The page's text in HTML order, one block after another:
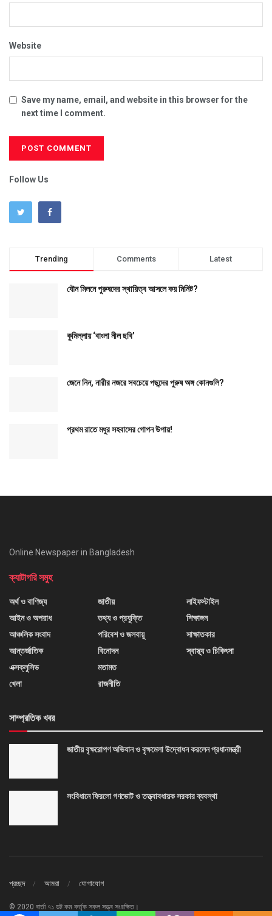
Website
Save my name, email, and website in this browser for the
next time I comment.
Follow Us
Trending Comments Latest
যৌন মিলনে পুরুষদের স্থায়িত্ব আসলে কয় মিনিট?
কুমিল্লায় ‘বাংলা নীল ছবি’
জেনে নিন, নারীর নজরে সবচেয়ে পছন্দের পুরুষ অঙ্গ কোনগুলি?
প্রথম রাতে মধুর সহবাসের গোপন উপায়!
Online Newspaper in Bangladesh
ক্যাটাগরি সমুহ
অর্থ ও বাণিজ্য
আইন ও অপরাধ
আঞ্চলিক সংবাদ
আন্তর্জাতিক
এক্সক্লুসিভ
খেলা
জাতীয়
তথ্য ও প্রযুক্তি
পরিবেশ ও জলবায়ু
বিনোদন
মতামত
রাজনীতি
লাইফস্টাইল
শিক্ষাঙ্গন
সাক্ষাতকার
স্বাস্থ্য ও চিকিৎসা
সাম্প্রতিক খবর
জাতীয় বৃক্ষরোপণ অভিযান ও বৃক্ষমেলা উদ্বোধন করলেন প্রধানমন্ত্রী
সংবিধানে ফিরলো গণভোট ও তত্ত্বাবধায়ক সরকার ব্যবস্থা
প্রচ্ছদ আমরা যোগাযোগ
© 2020 বার্তা ৭১ ডট কম কর্তৃক সকল সত্ত্ব সংরক্ষিত।